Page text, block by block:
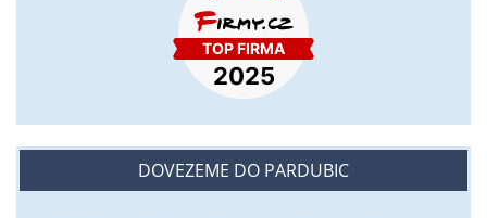
DOVEZEME DO PARDUBIC